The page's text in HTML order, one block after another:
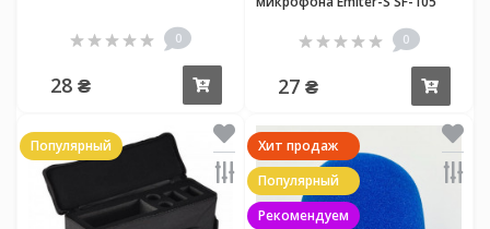
0
28 ₴
0
27 ₴
Популярный
Хит продаж
Популярный
Рекомендуем